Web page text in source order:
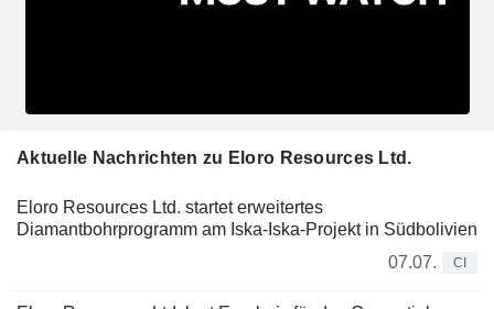
Aktuelle Nachrichten zu Eloro Resources Ltd.
Eloro Resources Ltd. startet erweitertes
Diamantbohrprogramm am Iska-Iska-Projekt in Südbolivien
07.07.
CI